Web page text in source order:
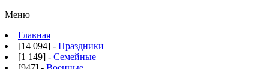
Меню
Главная
[14 094] - Праздники
[1 149] - Семейные